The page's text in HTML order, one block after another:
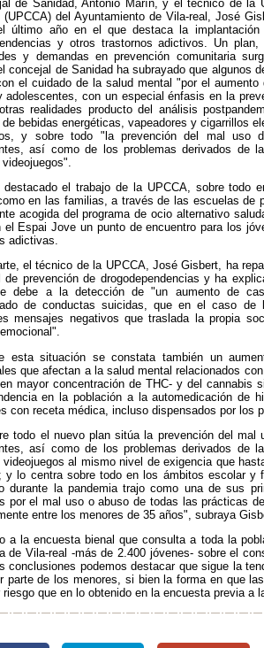
de Sanidad, Antonio Marín, y el técnico de la
del Ayuntamiento de Vila-real, José
último año en el que destaca la
y otros trastornos adictivos. Un
y demandas en prevención comunitaria
concejal de Sanidad ha subrayado que algunos
el cuidado de la salud mental "por el
adolescentes, con un especial énfasis en la
realidades producto del análisis
bebidas energéticas, vapeadores y cigarrillos
y sobre todo "la prevención del mal
así como de los problemas derivados de
destacado el trabajo de la UPCCA, sobre todo
en las familias, a través de las escuelas de
acogida del programa de ocio alternativo
el Espai Jove un punto de encuentro para los
adictivas.
el técnico de la UPCCA, José Gisbert, ha
de prevención de drogodependencias y ha
debe a la detección de "un aumento de
de conductas suicidas, que en el caso
mensajes negativos que traslada la propia
esta situación se constata también un
que afectan a la salud mental relacionados
mayor concentración de THC- y del cannabis
en la población a la automedicación de
con receta médica, incluso dispensados por los
todo el nuevo plan sitúa la prevención del
así como de los problemas derivados de
videojuegos al mismo nivel de exigencia que
y lo centra sobre todo en los ámbitos escolar y
durante la pandemia trajo como una de sus
por el mal uso o abuso de todas las prácticas
entre los menores de 35 años", subraya
a la encuesta bienal que consulta a toda la
de Vila-real -más de 2.400 jóvenes- sobre el
conclusiones podemos destacar que sigue la
parte de los menores, si bien la forma en que
riesgo que en lo obtenido en la encuesta previa a